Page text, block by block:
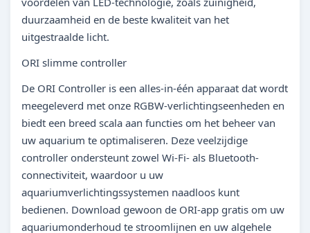
duurzaamheid en de beste kwaliteit van het
uitgestraalde licht.
ORI slimme controller
De ORI Controller is een alles-in-één apparaat dat wordt
meegeleverd met onze RGBW-verlichtingseenheden en
biedt een breed scala aan functies om het beheer van
uw aquarium te optimaliseren. Deze veelzijdige
controller ondersteunt zowel Wi-Fi- als Bluetooth-
connectiviteit, waardoor u uw
aquariumverlichtingssystemen naadloos kunt
bedienen. Download gewoon de ORI-app gratis om uw
aquariumonderhoud te stroomlijnen en uw algehele